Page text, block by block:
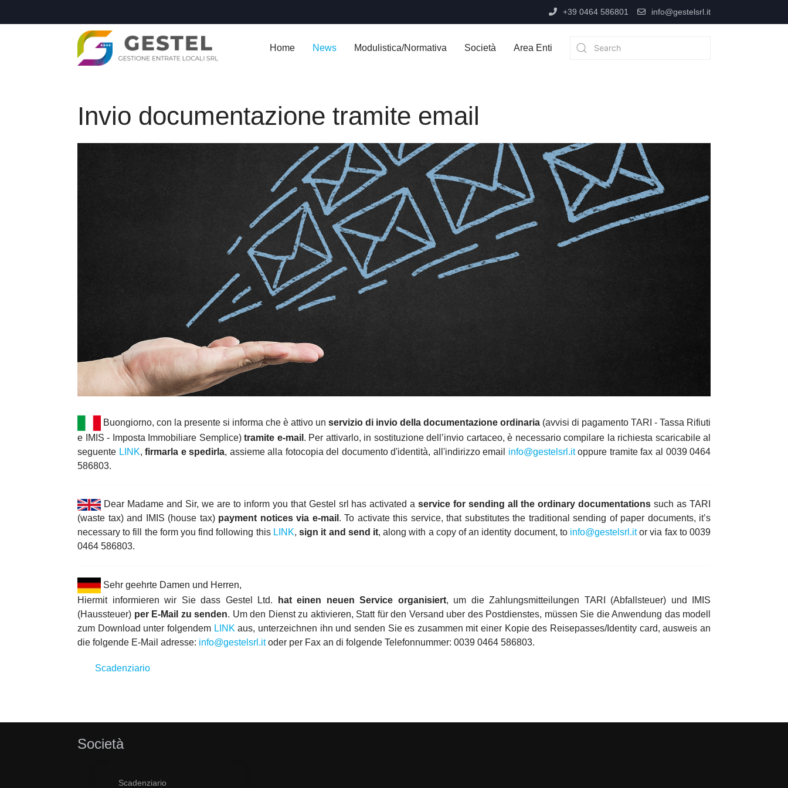
+39 0464 586801 info@gestelsrl.it
Home News Modulistica/Normativa Società Area Enti
Invio documentazione tramite email
Buongiorno, con la presente si informa che è attivo un servizio di invio della documentazione ordinaria (avvisi di pagamento TARI - Tassa Rifiuti
e IMIS - Imposta Immobiliare Semplice) tramite e-mail . Per attivarlo, in sostituzione dell’invio cartaceo, è necessario compilare la richiesta scaricabile al
seguente LINK, firmarla e spedirla, assieme alla fotocopia del documento d'identità, all'indirizzo email info@gestelsrl.itoppure tramite fax al 0039 0464
586803.
Dear Madame and Sir, we are to inform you that Gestel srl has activated aservice for sending all the ordinary documentations such as TARI
(waste tax) and IMIS (house tax) payment notices via e-mail . To activate this service, that substitutes the traditional sending of paper documents, it’s
necessary to fill the form you find following this LINK,sign it and send it, along with a copy of an identity document, to info@gestelsrl.itor via fax to 0039
0464 586803.
Sehr geehrte Damen und Herren,
Hiermit informieren wir Sie dass Gestel Ltd.
hat einen neuen Service organisiert, um die Zahlungsmitteilungen TARI (Abfallsteuer) und IMIS
(Haussteuer) per E-Mail zu senden. Um den Dienst zu aktivieren, Statt für den Versand uber des Postdienstes, müssen Sie die Anwendung das modell
zum Download unter folgendem LINK aus, unterzeichnen ihn und senden Sie es zusammen mit einer Kopie des Reisepasses/Identity card, ausweis an
die folgende E-Mail adresse: info@gestelsrl.itoder per Fax an di folgende Telefonnummer: 0039 0464 586803.
Scadenziario
Società
Scadenziario